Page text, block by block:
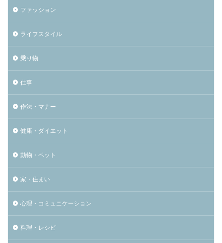
ファッション
ライフスタイル
乗り物
仕事
作法・マナー
健康・ダイエット
動物・ペット
家・住まい
心理・コミュニケーション
料理・レシピ